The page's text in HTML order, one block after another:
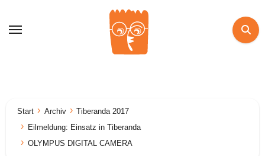
Inhalt
Start Archiv
Tiberanda 2017
Eilmeldung: Einsatz in Tiberanda
OLYMPUS DIGITAL CAMERA